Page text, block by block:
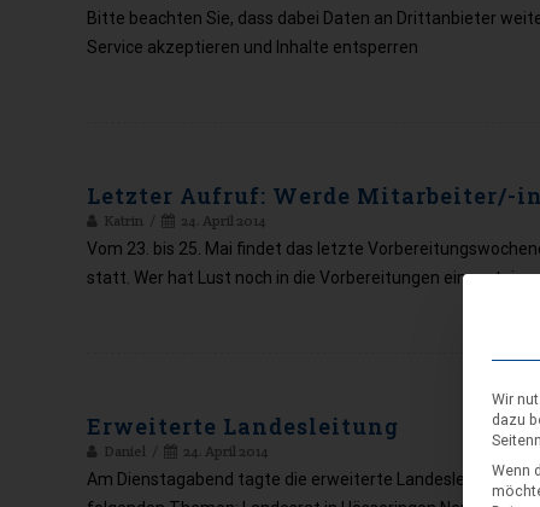
Bitte beachten Sie, dass dabei Daten an Drittanbieter
Service akzeptieren und Inhalte entsperren
Letzter Aufruf: Werde Mitarbeiter/-
Katrin 24. April 2014
Vom 23. bis 25. Mai findet das letzte
statt. Wer hat Lust noch in die Vorbereitungen
Erweiterte Landesleitung
Daniel 24. April 2014
Am Dienstagabend tagte die erweiterte Landesleitung in
Wir
dazu
Wenn